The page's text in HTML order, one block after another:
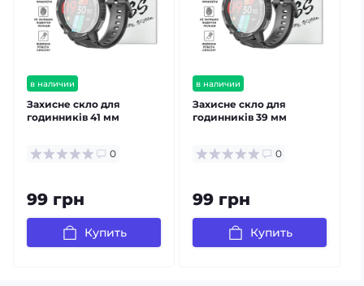
в наличии
Захисне скло для
годинників 41 мм
0
99 грн
Купить
в наличии
Захисне скло для
годинників 39 мм
0
99 грн
Купить